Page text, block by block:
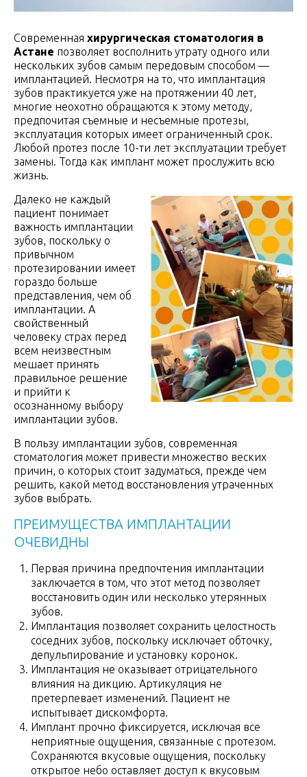
Современная хирургическая стоматология в
Астане позволяет восполнить утрату одного или
нескольких зубов самым передовым способом —
имплантацией. Несмотря на то, что имплантация
зубов практикуется уже на протяжении 40 лет,
многие неохотно обращаются к этому методу,
предпочитая съемные и несъемные протезы,
эксплуатация которых имеет ограниченный срок.
Любой протез после 10-ти лет эксплуатации требует
замены. Тогда как имплант может прослужить всю
жизнь.
Далеко не каждый
пациент понимает
важность имплантации
зубов, поскольку о
привычном
протезировании имеет
гораздо больше
представления, чем об
имплантации. А
свойственный
человеку страх перед
всем неизвестным
мешает принять
правильное решение
и прийти к
осознанному выбору
имплантации зубов.
В пользу имплантации зубов, современная
стоматология может привести множество веских
причин, о которых стоит задуматься, прежде чем
решить, какой метод восстановления утраченных
зубов выбрать.
ПРЕИМУЩЕСТВА ИМПЛАНТАЦИИ
ОЧЕВИДНЫ
Первая причина предпочтения имплантации
заключается в том, что этот метод позволяет
восстановить один или несколько утерянных
зубов.
Имплантация позволяет сохранить целостность
соседних зубов, поскольку исключает обточку,
депульпирование и установку коронок.
Имплантация не оказывает отрицательного
влияния на дикцию. Артикуляция не
претерпевает изменений. Пациент не
испытывает дискомфорта.
Имплант прочно фиксируется, исключая все
неприятные ощущения, связанные с протезом.
Сохраняются вкусовые ощущения, поскольку
открытое небо оставляет доступ к вкусовым